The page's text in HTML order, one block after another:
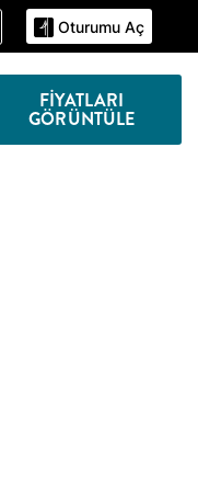
Oturumu Aç
FIYATLARI
GÖRÜNTÜLE